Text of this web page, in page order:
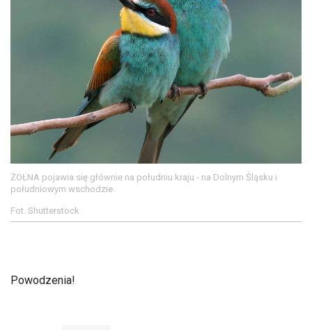
ŻOŁNA pojawia się głównie na południu kraju - na Dolnym Śląsku i
południowym wschodzie.
Fot. Shutterstock
Powodzenia!